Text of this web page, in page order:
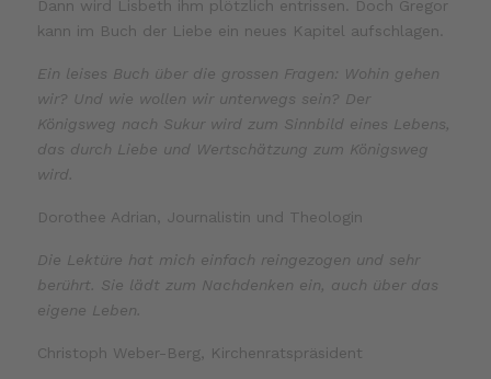
Dann wird Lisbeth ihm plötzlich entrissen. Doch Gregor
kann im Buch der Liebe ein neues Kapitel aufschlagen.
Ein leises Buch über die grossen Fragen: Wohin gehen
wir? Und wie wollen wir unterwegs sein? Der
Königsweg nach Sukur wird zum Sinnbild eines Lebens,
das durch Liebe und Wertschätzung zum Königsweg
wird.
Dorothee Adrian, Journalistin und Theologin
Die Lektüre hat mich einfach reingezogen und sehr
berührt. Sie lädt zum Nachdenken ein, auch über das
eigene Leben.
Christoph Weber-Berg, Kirchenratspräsident